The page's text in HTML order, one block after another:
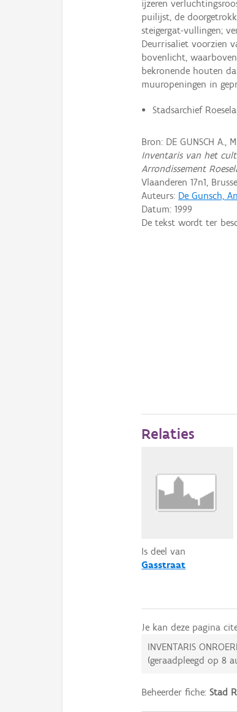
ijzeren
puilijst, de
steigergat-vullingen;
Deurrisaliet voorzien
bovenlicht,
bekronende houten
muuropeningen in
Stadsarchief
Bron: DE GUNSCH A.,
Inventaris van het
Arrondissement
Vlaanderen 17n1,
Auteurs: De Gunsch,
Datum:1999
De tekst wordt ter
Relaties
Is deel van
Gasstraat
Je kan deze pagina
INVENTARIS
(geraadpleegd op8
Beheerder fiche:Stad